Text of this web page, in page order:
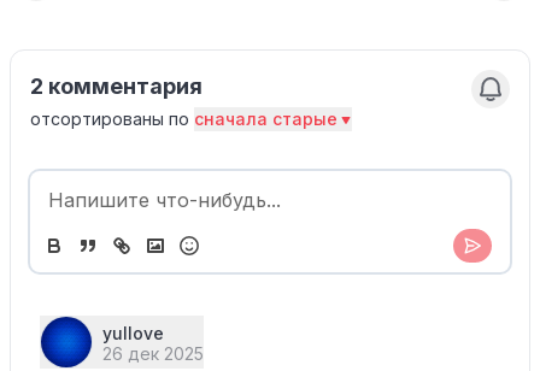
2 комментария
отсортированы по сначала старые
yullove
26 дек 2025